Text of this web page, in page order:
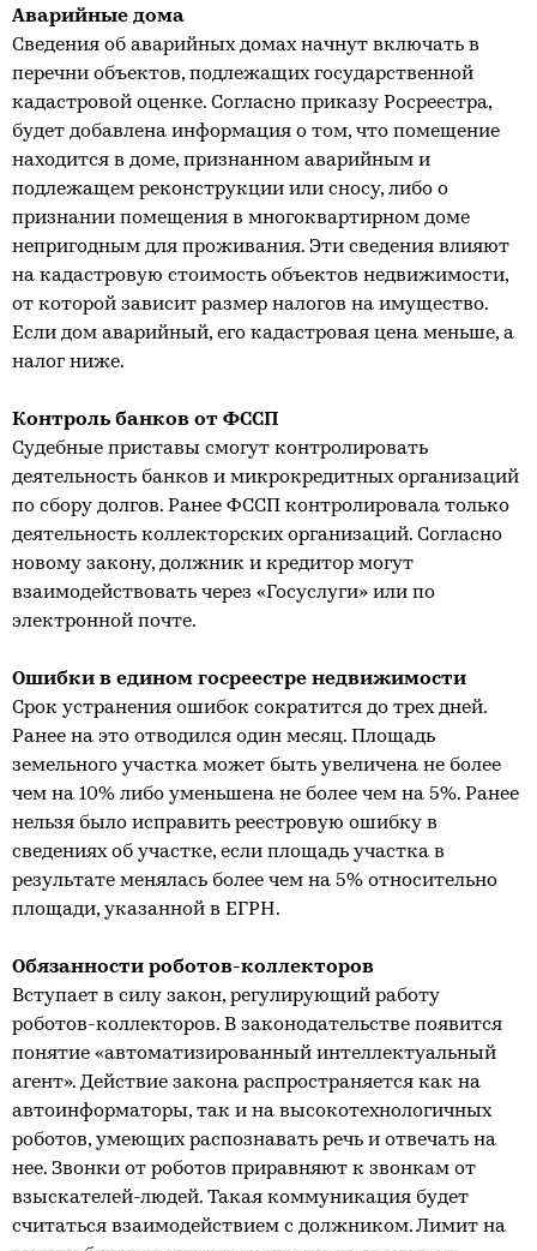
Аварийные дома
Сведения об аварийных домах начнут включать в
перечни объектов, подлежащих государственной
кадастровой оценке. Согласно приказу Росреестра,
будет добавлена информация о том, что помещение
находится в доме, признанном аварийным и
подлежащем реконструкции или сносу, либо о
признании помещения в многоквартирном доме
непригодным для проживания. Эти сведения влияют
на кадастровую стоимость объектов недвижимости,
от которой зависит размер налогов на имущество.
Если дом аварийный, его кадастровая цена меньше, а
налог ниже.
Контроль банков от ФССП
Судебные приставы смогут контролировать
деятельность банков и микрокредитных организаций
по сбору долгов. Ранее ФССП контролировала только
деятельность коллекторских организаций. Согласно
новому закону, должник и кредитор могут
взаимодействовать через «Госуслуги» или по
электронной почте.
Ошибки в едином госреестре недвижимости
Срок устранения ошибок сократится до трех дней.
Ранее на это отводился один месяц. Площадь
земельного участка может быть увеличена не более
чем на 10% либо уменьшена не более чем на 5%. Ранее
нельзя было исправить реестровую ошибку в
сведениях об участке, если площадь участка в
результате менялась более чем на 5% относительно
площади, указанной в ЕГРН.
Обязанности роботов-коллекторов
Вступает в силу закон, регулирующий работу
роботов-коллекторов. В законодательстве появится
понятие «автоматизированный интеллектуальный
агент». Действие закона распространяется как на
автоинформаторы, так и на высокотехнологичных
роботов, умеющих распознавать речь и отвечать на
нее. Звонки от роботов приравняют к звонкам от
взыскателей-людей. Такая коммуникация будет
считаться взаимодействием с должником. Лимит на